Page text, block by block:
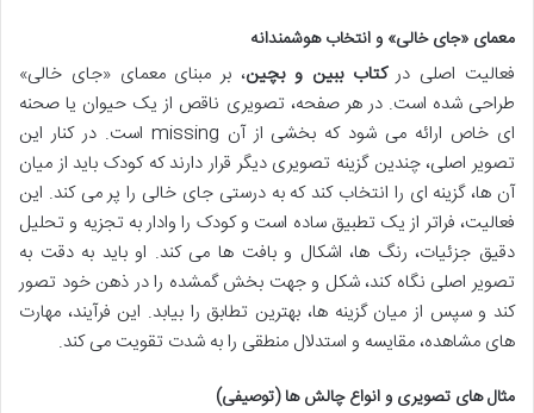
معمای «جای خالی» و انتخاب هوشمندانه
فعالیت اصلی درکتاب ببین و بچین، بر مبنای معمای «جای خالی»
طراحی شده است. در هر صفحه، تصویری ناقص از یک حیوان یا صحنه
ای خاص ارائه می شود که بخشی از آن missing است. در کنار این
تصویر اصلی، چندین گزینه تصویری دیگر قرار دارند که کودک باید از میان
آن ها، گزینه ای را انتخاب کند که به درستی جای خالی را پر می کند. این
فعالیت، فراتر از یک تطبیق ساده است و کودک را وادار به تجزیه و تحلیل
دقیق جزئیات، رنگ ها، اشکال و بافت ها می کند. او باید به دقت به
تصویر اصلی نگاه کند، شکل و جهت بخش گمشده را در ذهن خود تصور
کند و سپس از میان گزینه ها، بهترین تطابق را بیابد. این فرآیند، مهارت
های مشاهده، مقایسه و استدلال منطقی را به شدت تقویت می کند.
مثال های تصویری و انواع چالش ها (توصیفی)